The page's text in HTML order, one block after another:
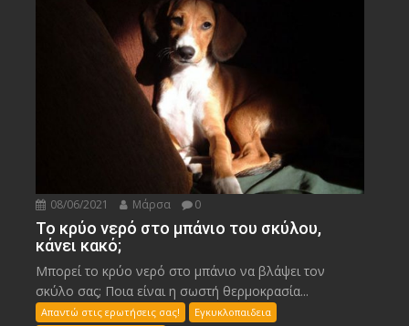
08/06/2021 Μάρσα 0
Το κρύο νερό στο μπάνιο του σκύλου,
κάνει κακό;
Μπορεί το κρύο νερό στο μπάνιο να βλάψει τον
σκύλο σας; Ποια είναι η σωστή θερμοκρασία...
Απαντώ στις ερωτήσεις σας!
Εγκυκλοπαιδεια